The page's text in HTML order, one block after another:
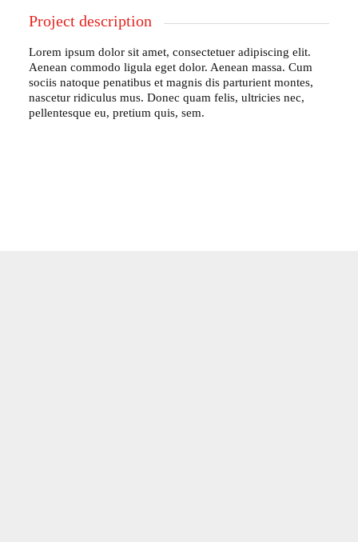
Project description
Lorem ipsum dolor sit amet, consectetuer adipiscing elit.
Aenean commodo ligula eget dolor. Aenean massa. Cum
sociis natoque penatibus et magnis dis parturient montes,
nascetur ridiculus mus. Donec quam felis, ultricies nec,
pellentesque eu, pretium quis, sem.